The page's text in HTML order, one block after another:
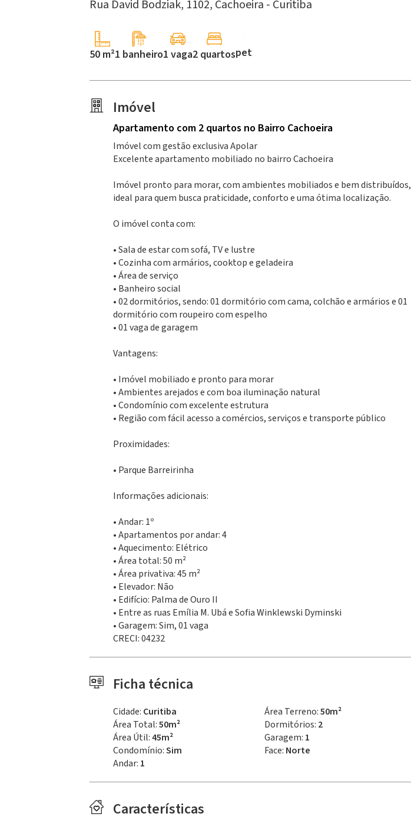
Rua David Bodziak, 1102, Cachoeira - Curitiba
50 m²1 banheiro1 vaga2 quartospet
Imóvel
Apartamento com 2 quartos no Bairro Cachoeira
Imóvel com gestão exclusiva Apolar
Excelente apartamento mobiliado no bairro Cachoeira
Imóvel pronto para morar, com ambientes mobiliados e bem distribuídos,
ideal para quem busca praticidade, conforto e uma ótima localização.
O imóvel conta com:
• Sala de estar com sofá, TV e lustre
• Cozinha com armários, cooktop e geladeira
• Área de serviço
• Banheiro social
• 02 dormitórios, sendo: 01 dormitório com cama, colchão e armários e 01
dormitório com roupeiro com espelho
• 01 vaga de garagem
Vantagens:
• Imóvel mobiliado e pronto para morar
• Ambientes arejados e com boa iluminação natural
• Condomínio com excelente estrutura
• Região com fácil acesso a comércios, serviços e transporte público
Proximidades:
• Parque Barreirinha
Informações adicionais:
• Andar: 1º
• Apartamentos por andar: 4
• Aquecimento: Elétrico
• Área total: 50 m²
• Área privativa: 45 m²
• Elevador: Não
• Edifício: Palma de Ouro II
• Entre as ruas Emília M. Ubá e Sofia Winklewski Dyminski
• Garagem: Sim, 01 vaga
CRECI: 04232
Ficha técnica
Cidade: Curitiba Área Terreno:50m²
Área Total:50m² Dormitórios: 2
Área Útil:45m² Garagem: 1
Condomínio:Sim Face: Norte
Andar: 1
Características